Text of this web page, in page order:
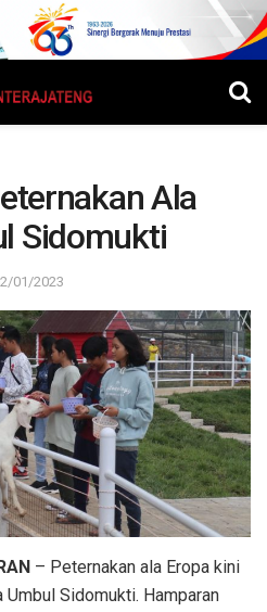
Ala
Sidomukti
01/2023
– Peternakan ala Eropa kini
Sidomukti. Hamparan